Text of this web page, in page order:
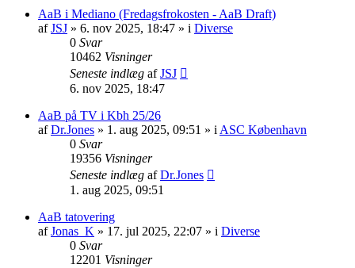
AaB i Mediano (Fredagsfrokosten - AaB Draft)
afJSJ » 6. nov 2025, 18:47 » i Diverse
0 Svar
10462 Visninger
Seneste indlæg afJSJ
6. nov 2025, 18:47
AaB på TV i Kbh 25/26
afDr.Jones » 1. aug 2025, 09:51 » i ASC København
0 Svar
19356 Visninger
Seneste indlæg afDr.Jones
1. aug 2025, 09:51
AaB tatovering
afJonas_K » 17. jul 2025, 22:07 » i Diverse
0 Svar
12201 Visninger